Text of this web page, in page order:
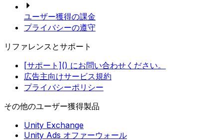
ユーザー獲得の課金
プライバシーの遵守
リファレンスとサポート
[サポート]() にお問い合わせください。
広告主向けサービス規約
プライバシーポリシー
その他のユーザー獲得製品
Unity Exchange
Unity Ads オファーウォール